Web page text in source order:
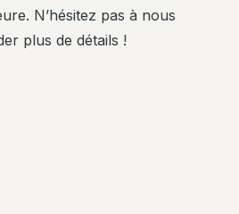
N’hésitez pas à nous
plus de détails !